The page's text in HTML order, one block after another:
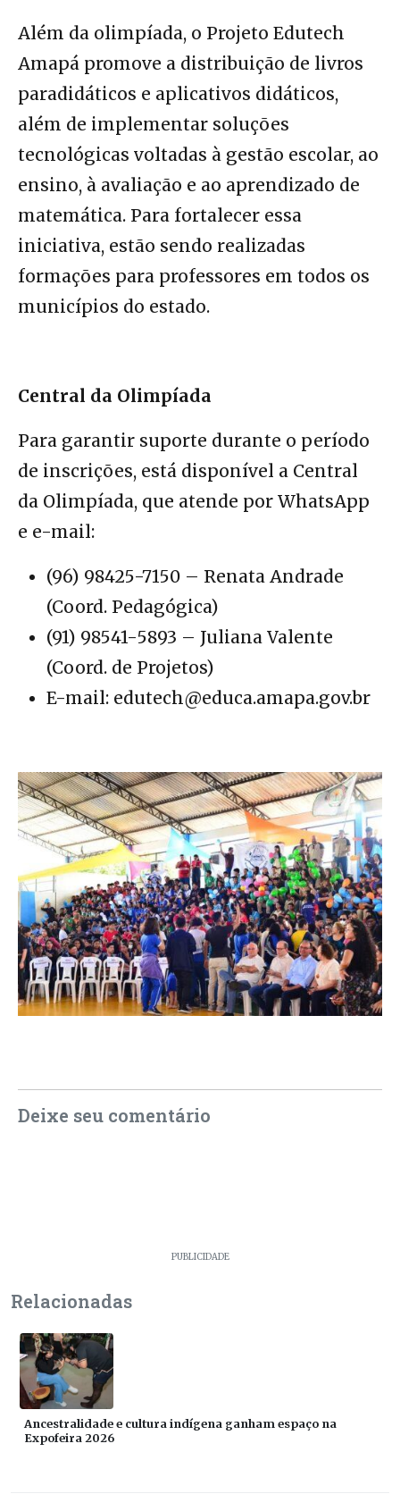
Além da olimpíada, o Projeto Edutech
Amapá promove a distribuição de livros
paradidáticos e aplicativos didáticos,
além de implementar soluções
tecnológicas voltadas à gestão escolar, ao
ensino, à avaliação e ao aprendizado de
matemática. Para fortalecer essa
iniciativa, estão sendo realizadas
formações para professores em todos os
municípios do estado.
Central da Olimpíada
Para garantir suporte durante o período
de inscrições, está disponível a Central
da Olimpíada, que atende por WhatsApp
e e-mail:
(96) 98425-7150 – Renata Andrade
(Coord. Pedagógica)
(91) 98541-5893 – Juliana Valente
(Coord. de Projetos)
E-mail: edutech@educa.amapa.gov.br
Deixe seu comentário
PUBLICIDADE
Relacionadas
Ancestralidade e cultura indígena ganham espaço na
Expofeira 2026